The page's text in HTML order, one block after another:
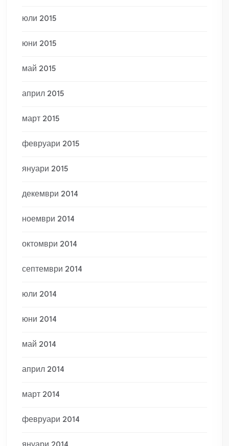
юли 2015
юни 2015
май 2015
април 2015
март 2015
февруари 2015
януари 2015
декември 2014
ноември 2014
октомври 2014
септември 2014
юли 2014
юни 2014
май 2014
април 2014
март 2014
февруари 2014